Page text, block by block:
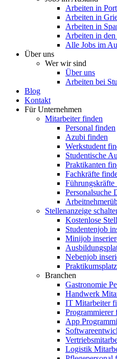
Arbeiten in
Arbeiten in
Arbeiten in
Arbeiten in
Alle Jobs im
Über uns
Wer wir sind
Über uns
Arbeiten bei
Blog
Kontakt
Für Unternehmen
Mitarbeiter finden
Personal finden
Azubi finden
Werkstudent
Studentische
Praktikanten
Fachkräfte
Führungskräfte
Personalsuche
Stellenanzeige
Kostenlose
Studentenjob
Minijob
Nebenjob
Branchen
Gastronomie
Handwerk
IT Mitarbeiter
Programmierer
App
Logistik